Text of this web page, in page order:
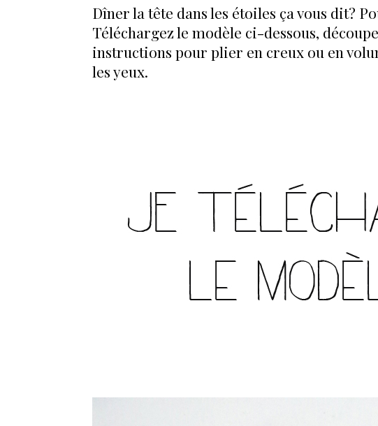
Dîner la tête dans les étoiles ça vous dit?
Téléchargez le modèle ci-dessous,
instructions pour plier en creux ou en
les yeux.